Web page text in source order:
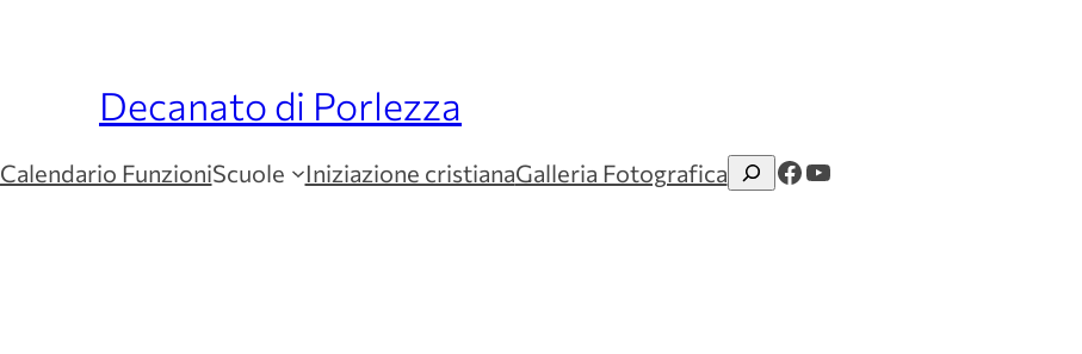
Decanato di Porlezza
Calendario FunzioniScuole Iniziazione cristianaGalleria FotograficaCercaFacebook
YouTube